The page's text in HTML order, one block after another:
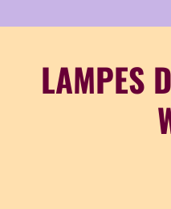
LAMPES